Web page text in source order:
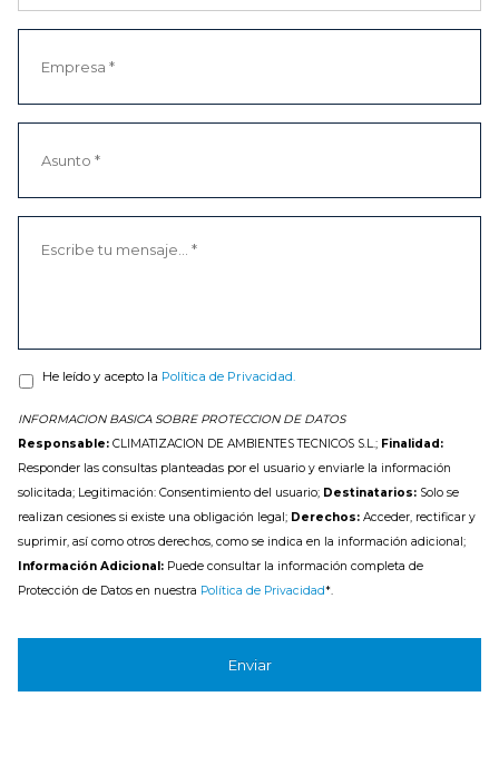
He leído y acepto la Política de Privacidad.
INFORMACION BASICA SOBRE PROTECCION DE DATOS
Responsable: CLIMATIZACION DE AMBIENTES TECNICOS S.L.; Finalidad:
Responder las consultas planteadas por el usuario y enviarle la información
solicitada; Legitimación: Consentimiento del usuario; Destinatarios: Solo se
realizan cesiones si existe una obligación legal; Derechos: Acceder, rectificar y
suprimir, así como otros derechos, como se indica en la información adicional;
Información Adicional: Puede consultar la información completa de
Protección de Datos en nuestra Política de Privacidad*.